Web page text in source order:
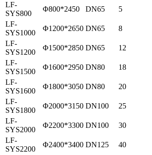
LF-
SYS800
Φ800*2450 DN65 5
LF-
SYS1000
Φ1200*2650 DN65 8
LF-
SYS1200
Φ1500*2850 DN65 12
LF-
SYS1500
Φ1600*2950 DN80 18
LF-
SYS1600
Φ1800*3050 DN80 20
LF-
SYS1800
Φ2000*3150 DN100 25
LF-
SYS2000
Φ2200*3300 DN100 30
LF-
SYS2200
Φ2400*3400 DN125 40